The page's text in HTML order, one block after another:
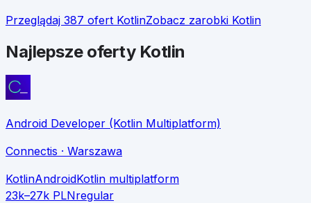
Przeglądaj 387 ofert KotlinZobacz zarobki Kotlin
Najlepsze oferty Kotlin
Android Developer (Kotlin Multiplatform)
Connectis · Warszawa
KotlinAndroidKotlin multiplatform
23k–27k PLNregular